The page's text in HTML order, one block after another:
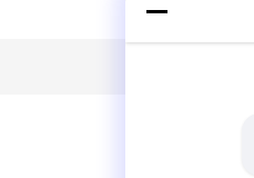
مسمار لفة تشكيل